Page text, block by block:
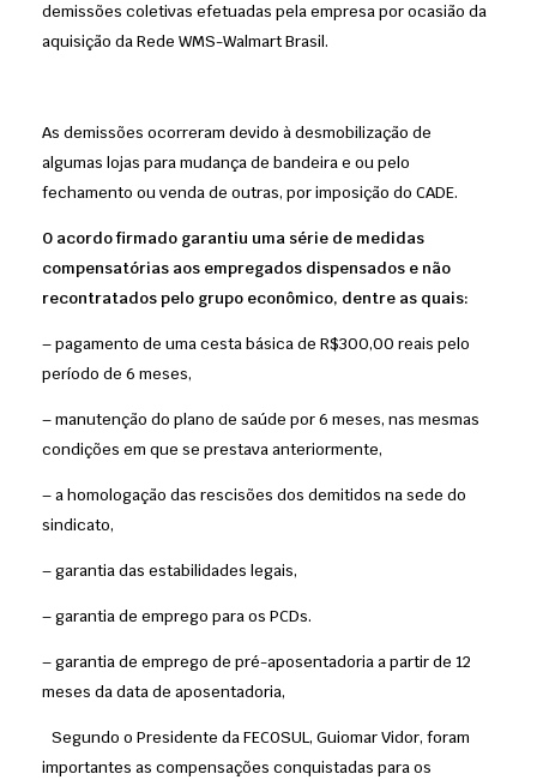
demissões coletivas efetuadas pela empresa por ocasião da
aquisição da Rede WMS-Walmart Brasil.
As demissões ocorreram devido à desmobilização de
algumas lojas para mudança de bandeira e ou pelo
fechamento ou venda de outras, por imposição do CADE.
O acordo firmado garantiu uma série de medidas
compensatórias aos empregados dispensados e não
recontratados pelo grupo econômico, dentre as quais:
– pagamento de uma cesta básica de R$300,00 reais pelo
período de 6 meses,
– manutenção do plano de saúde por 6 meses, nas mesmas
condições em que se prestava anteriormente,
– a homologação das rescisões dos demitidos na sede do
sindicato,
– garantia das estabilidades legais,
– garantia de emprego para os PCDs.
– garantia de emprego de pré-aposentadoria a partir de 12
meses da data de aposentadoria,
Segundo o Presidente da FECOSUL, Guiomar Vidor, foram
importantes as compensações conquistadas para os